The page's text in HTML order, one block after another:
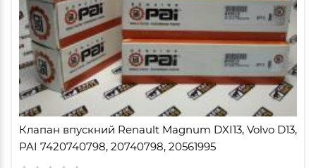
Клапан впускний Renault Magnum DXI13, Volvo D13,
PAI 7420740798, 20740798, 20561995